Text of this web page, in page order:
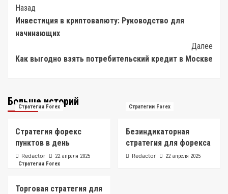
Post
Navigation
Назад
Инвестиция в криптовалюту: Руководство для
начинающих
Далее
Как выгодно взять потребительский кредит в Москве
Больше историй
Стратегии Forex
Стратегия форекс
пунктов в день
Redactor 22 апреля 2025
Стратегии Forex
Безиндикаторная
стратегия для форекса
Redactor
22 апреля 2025
Стратегии Forex
Торговая стратегия для